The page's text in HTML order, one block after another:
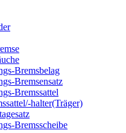
Bremsbelag
Bremsensatz
Bremssattel
halter(Träger)
Bremsscheibe